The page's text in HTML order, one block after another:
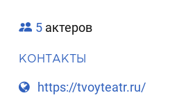
5 актеров
КОНТАКТЫ
https://tvoyteatr.ru/